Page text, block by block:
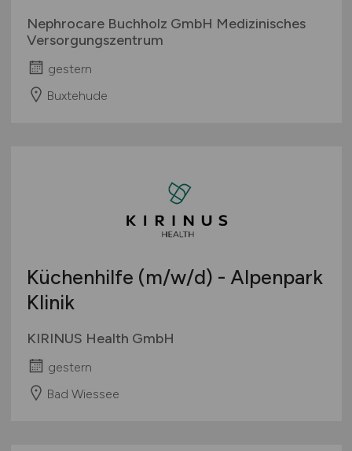
Nephrocare Buchholz GmbH Medizinisches
Versorgungszentrum
gestern
Buxtehude
Küchenhilfe (m/w/d) - Alpenpark
Klinik
KIRINUS Health GmbH
gestern
Bad Wiessee